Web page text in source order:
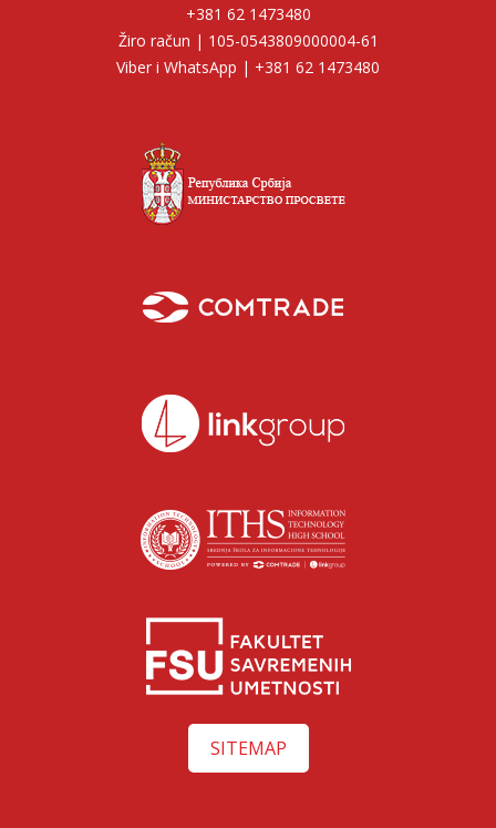
+381 62 1473480
Žiro račun | 105-0543809000004-61
Viber i WhatsApp | +381 62 1473480
SITEMAP